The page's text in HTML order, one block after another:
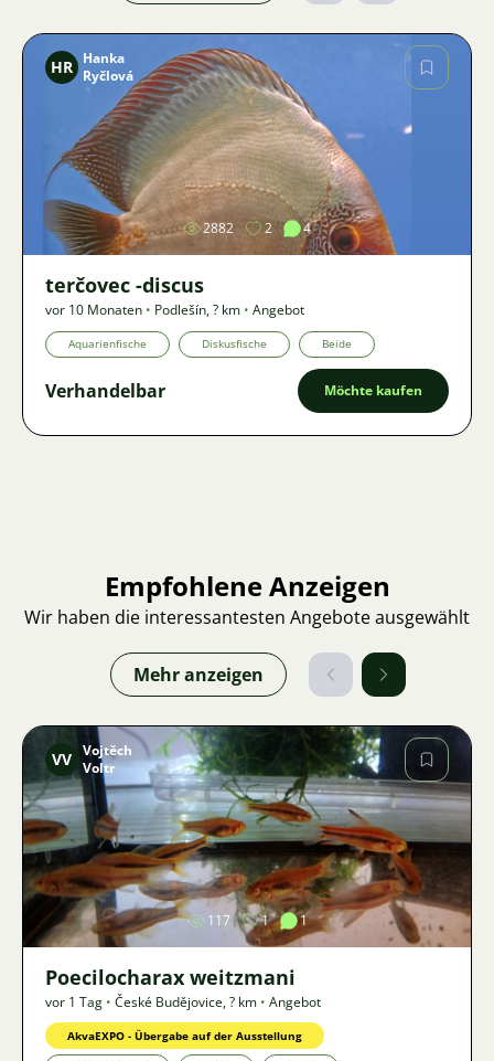
Bild
HR Hanka
Ryčlová
2882 2 4
terčovec -discus
vor 10 Monaten • Podlešín,? km • Angebot
Aquarienfische Diskusfische Beide
Verhandelbar Möchte kaufen
Empfohlene Anzeigen
Wir haben die interessantesten Angebote ausgewählt
Mehr anzeigen
Bild
VV Vojtěch
Voltr
117 1 1
Poecilocharax weitzmani
vor 1 Tag • České Budějovice,? km • Angebot
AkvaEXPO - Übergabe auf der Ausstellung